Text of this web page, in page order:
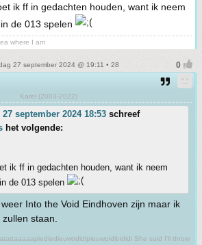
ik ff in gedachten houden, want ik neem
de 013 spelen
where I am
27 september 2024 @ 19:11 • 28
Karel (2003-2022)
september 2024 18:53 schreef
het volgende:
ik ff in gedachten houden, want ik neem
de 013 spelen
Into the Void Eindhoven zijn maar ik
staan.
She said I'll throw